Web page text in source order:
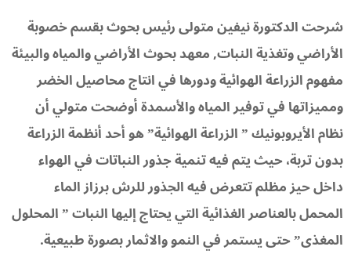
شرحت الدكتورة نيفين متولى رئيس بحوث بقسم خصوبة
الأراضي وتغذية النبات, معهد بحوث الأراضي والمياه والبيئة
مفهوم الزراعة الهوائية ودورها في انتاج محاصيل الخضر
ومميزاتها في توفير المياه والأسمدة أوضحت متولي أن
نظام الأيروبونيك ” الزراعة الهوائية” هو أحد أنظمة الزراعة
بدون تربة، حيث يتم فيه تنمية جذور النباتات في الهواء
داخل حيز مظلم تتعرض فيه الجذور للرش برزاز الماء
المحمل بالعناصر الغذائية التي يحتاج إليها النبات ” المحلول
المغذى” حتى يستمر في النمو والاثمار بصورة طبيعية.